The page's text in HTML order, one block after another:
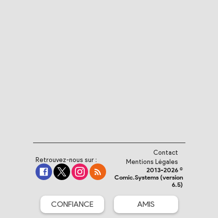
Retrouvez-nous sur :
Contact
Mentions Légales
2013-2026 ©
Comic.Systems (version
6.5)
CONFIANCE AMIS